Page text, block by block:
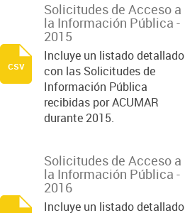
Solicitudes de Acceso a
la Información Pública -
2015
Incluye un listado detallado
con las Solicitudes de
Información Pública
recibidas por ACUMAR
durante 2015.
csv
Solicitudes de Acceso a
la Información Pública -
2016
Incluye un listado detallado